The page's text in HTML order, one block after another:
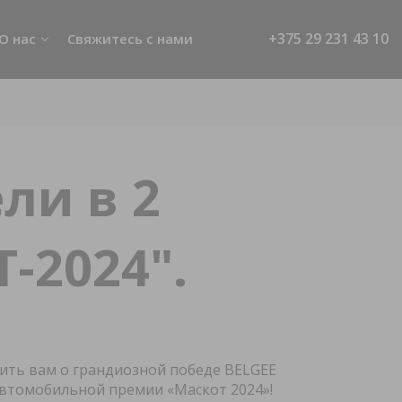
данных
О нас Свяжитесь с нами +375 29 231 43 10
в 2
вам о грандиозной победе BELGEE
премии «Маскот 2024»!